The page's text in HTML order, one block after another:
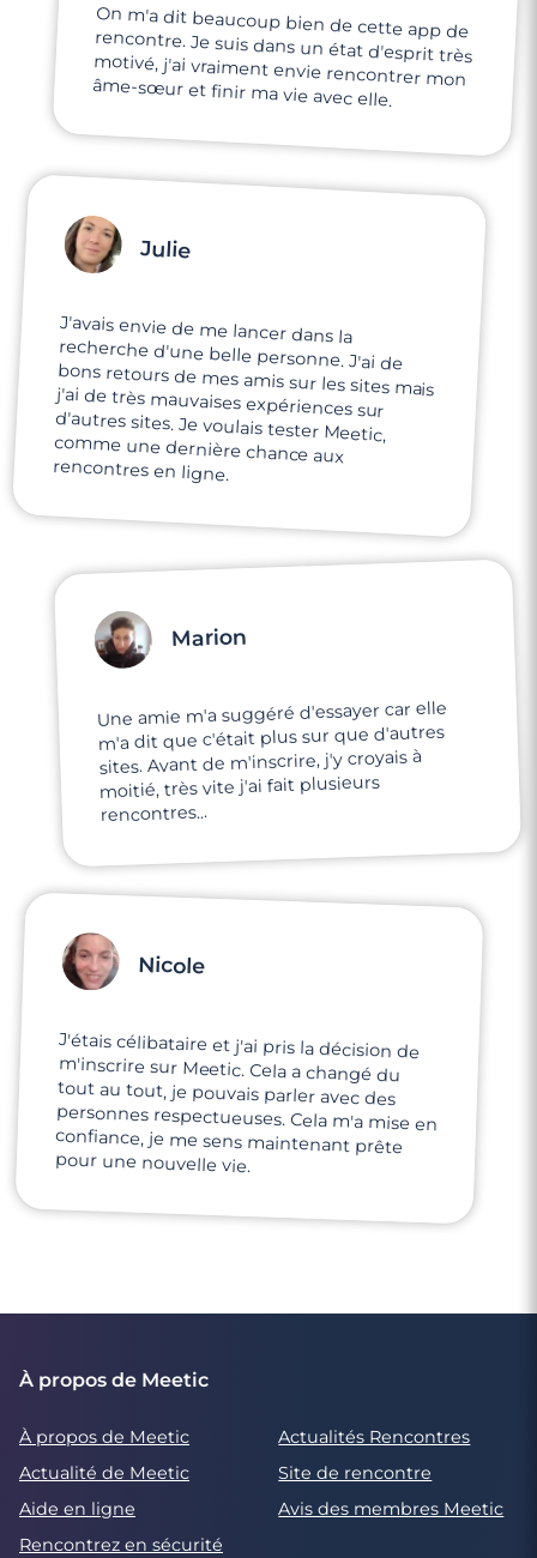
On m'a dit beaucoup bien de cette app de
rencontre. Je suis dans un état d'esprit très
motivé, j'ai vraiment envie rencontrer mon
âme-sœur et finir ma vie avec elle.
Julie
J'avais envie de me lancer dans la
recherche d'une belle personne. J'ai de
bons retours de mes amis sur les sites mais
j'ai de très mauvaises expériences sur
d'autres sites. Je voulais tester Meetic,
comme une dernière chance aux
rencontres en ligne.
Marion
Une amie m'a suggéré d'essayer car elle
m'a dit que c'était plus sur que d'autres
sites. Avant de m'inscrire, j'y croyais à
moitié, très vite j'ai fait plusieurs
rencontres...
Nicole
J'étais célibataire et j'ai pris la décision de
m'inscrire sur Meetic. Cela a changé du
tout au tout, je pouvais parler avec des
personnes respectueuses. Cela m'a mise en
confiance, je me sens maintenant prête
pour une nouvelle vie.
À propos de Meetic
À propos de Meetic
Actualités Rencontres
Actualité de Meetic
Site de rencontre
Aide en ligne
Avis des membres Meetic
Rencontrez en sécurité